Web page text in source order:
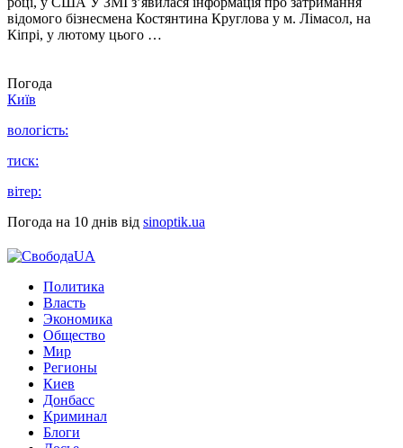
відомого бізнесмена Костянтина Круглова у м. Лімасол, на
Кіпрі, у лютому цього …
Погода
Київ
вологість:
тиск:
вітер:
Погода на 10 днів від sinoptik.ua
Политика
Власть
Экономика
Общество
Мир
Регионы
Киев
Донбасс
Криминал
Блоги